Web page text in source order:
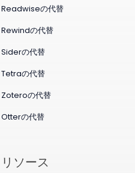
Readwiseの代替
Rewindの代替
Siderの代替
Tetraの代替
Zoteroの代替
Otterの代替
リソース